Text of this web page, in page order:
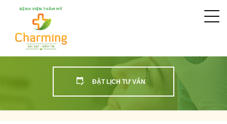
ĐẶT LỊCH TƯ VẤN